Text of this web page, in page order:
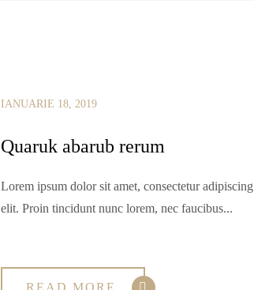
IANUARIE 18, 2019
Quaruk abarub rerum
Lorem ipsum dolor sit amet, consectetur adipiscing
elit. Proin tincidunt nunc lorem, nec faucibus...
READ MORE